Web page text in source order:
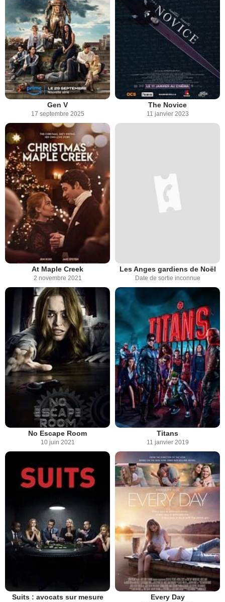
Gen V
17 septembre 2025
The Novice
11 janvier 2023
At Maple Creek
2 novembre 2021
Les Anges gardiens de Noël
Date de sortie inconnue
No Escape Room
10 juin 2021
Titans
11 janvier 2019
Suits : avocats sur mesure Every Day